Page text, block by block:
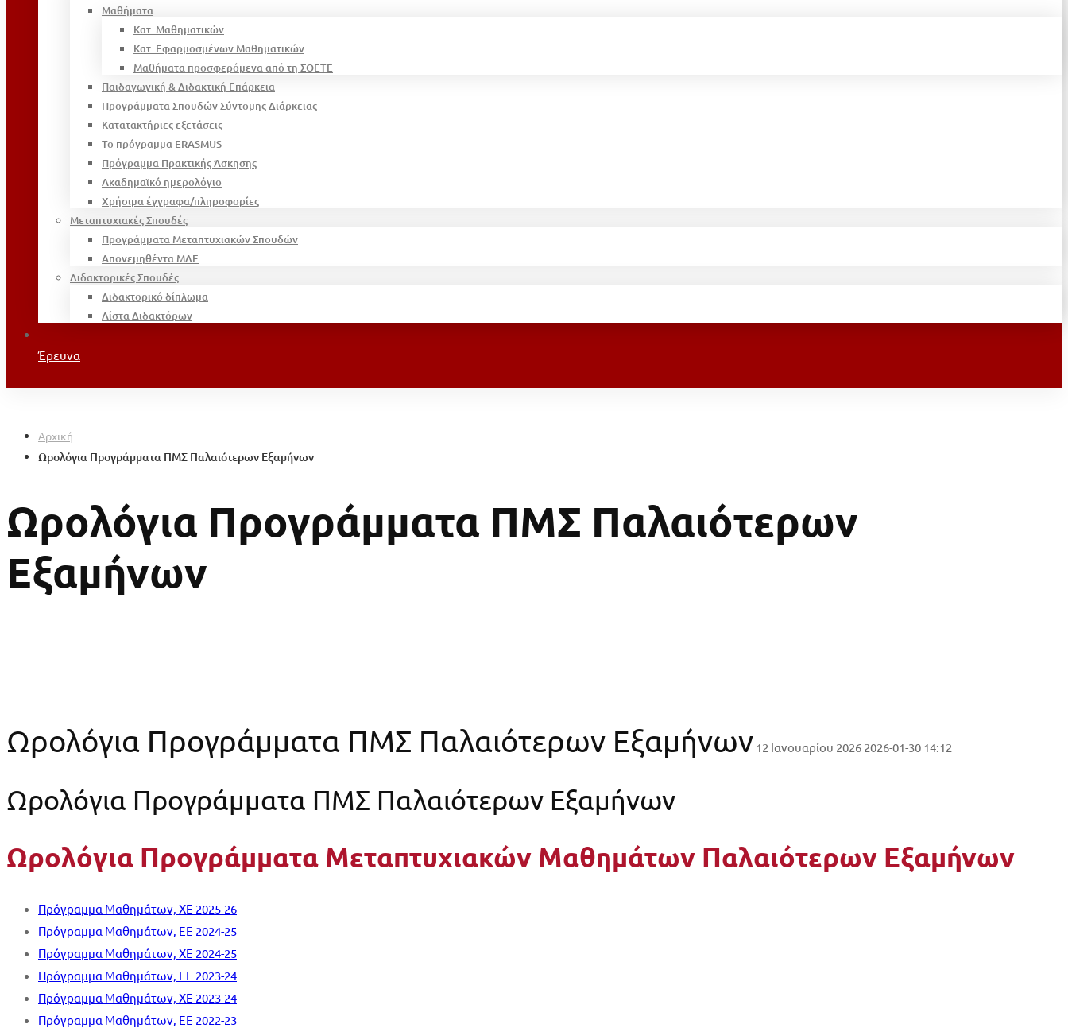
Μαθήματα
Κατ. Μαθηματικών
Κατ. Εφαρμοσμένων Μαθηματικών
Μαθήματα προσφερόμενα από τη ΣΘΕΤΕ
Παιδαγωγική & Διδακτική Επάρκεια
Προγράμματα Σπουδών Σύντομης Διάρκειας
Κατατακτήριες εξετάσεις
Το πρόγραμμα ERASMUS
Πρόγραμμα Πρακτικής Άσκησης
Ακαδημαϊκό ημερολόγιο
Χρήσιμα έγγραφα/πληροφορίες
Μεταπτυχιακές Σπουδές
Προγράμματα Μεταπτυχιακών Σπουδών
Απονεμηθέντα ΜΔΕ
Διδακτορικές Σπουδές
Διδακτορικό δίπλωμα
Λίστα Διδακτόρων
Έρευνα
Αρχική
Ωρολόγια Προγράμματα ΠΜΣ Παλαιότερων Εξαμήνων
Ωρολόγια Προγράμματα ΠΜΣ Παλαιότερων
Εξαμήνων
Ωρολόγια Προγράμματα ΠΜΣ Παλαιότερων Εξαμήνων 12 Ιανουαρίου 2026 2026-01-30 14:12
Ωρολόγια Προγράμματα ΠΜΣ Παλαιότερων Εξαμήνων
Ωρολόγια Προγράμματα Μεταπτυχιακών Μαθημάτων Παλαιότερων Εξαμήνων
Πρόγραμμα Mαθημάτων, ΧΕ 2025-26
Πρόγραμμα Μαθημάτων, EΕ 2024-25
Πρόγραμμα Μαθημάτων, ΧΕ 2024-25
Πρόγραμμα Μαθημάτων, EΕ 2023-24
Πρόγραμμα Μαθημάτων, XΕ 2023-24
Πρόγραμμα Μαθημάτων, EΕ 2022-23